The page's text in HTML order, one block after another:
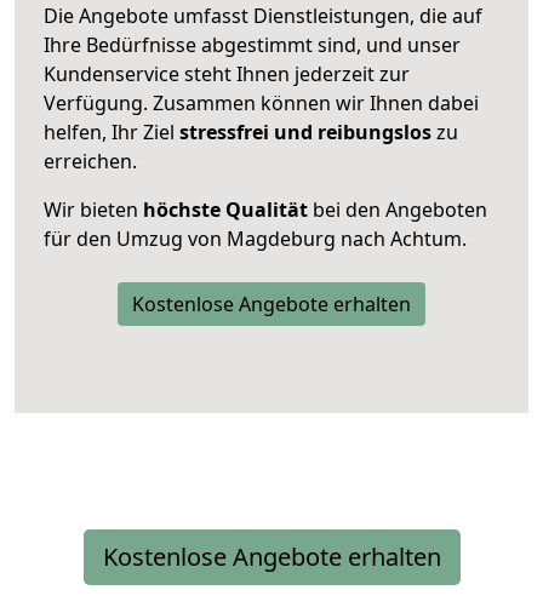
Die Angebote umfasst Dienstleistungen, die auf
Ihre Bedürfnisse abgestimmt sind, und unser
Kundenservice steht Ihnen jederzeit zur
Verfügung. Zusammen können wir Ihnen dabei
helfen, Ihr Ziel stressfrei und reibungsloszu
erreichen.
Wir bieten höchste Qualität bei den Angeboten
für den Umzug von Magdeburg nach Achtum.
Kostenlose Angebote erhalten
Kostenlose Angebote erhalten